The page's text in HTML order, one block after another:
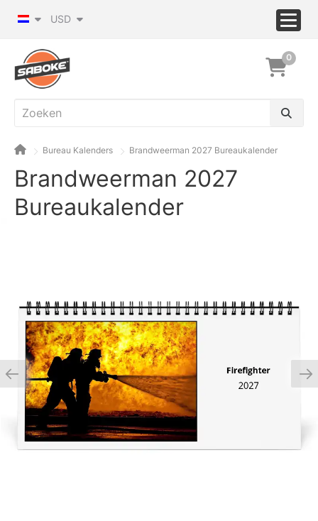
USD
0
Bureau Kalenders Brandweerman 2027 Bureaukalender
Brandweerman 2027
Bureaukalender